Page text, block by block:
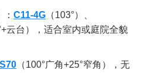
： C11-4G （103°）、
云台），适合室内或庭院全貌
S70 （100°广角+25°窄角），无